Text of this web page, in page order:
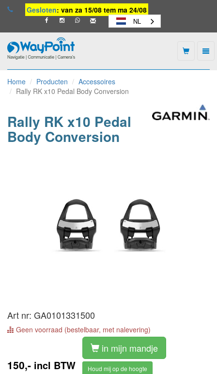
Gesloten: van za 15/08 tem ma 24/08
NL
-
naar
homepage
Home Producten
Accessoires
Rally RK x10 Pedal Body Conversion
Rally RK x10 Pedal
Body Conversion
Art nr: GA0101331500
Geen voorraad (bestelbaar, met nalevering)
150,- incl BTW
in mijn mandje
Houd mij op de hoogte